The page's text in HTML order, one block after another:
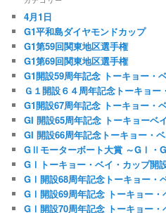
4月1日
G1平和島ダイヤモンドカップ
G1第59回関東地区選手権
G1第69回関東地区選手権
G1開設59周年記念 トーキョー・
Ｇ１開設６４周年記念トーキョー
G1開設67周年記念 トーキョー・
GI 開設65周年記念 トーキョーベ
GI 開設66周年記念トーキョー・
GⅡモーターボート大賞 ～GⅠ・
GⅠトーキョー・ベイ・カップ開
GⅠ開設68周年記念トーキョー・
GⅠ開設69周年記念 トーキョー・
GⅠ開設70周年記念 トーキョー・